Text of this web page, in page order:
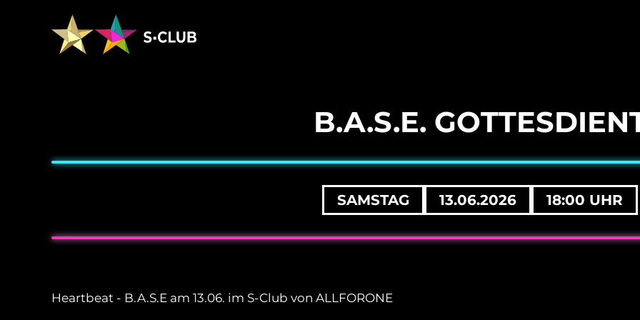
B.A.S.E.
SAMSTAG 13.06.2026 18:00 UHR
Heartbeat - B.A.S.E am 13.06. im S-Club von ALLFORONE